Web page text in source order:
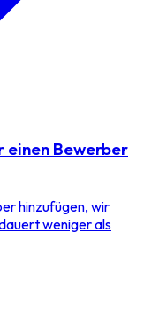
Bewerber
hinzufügen, wir
weniger als